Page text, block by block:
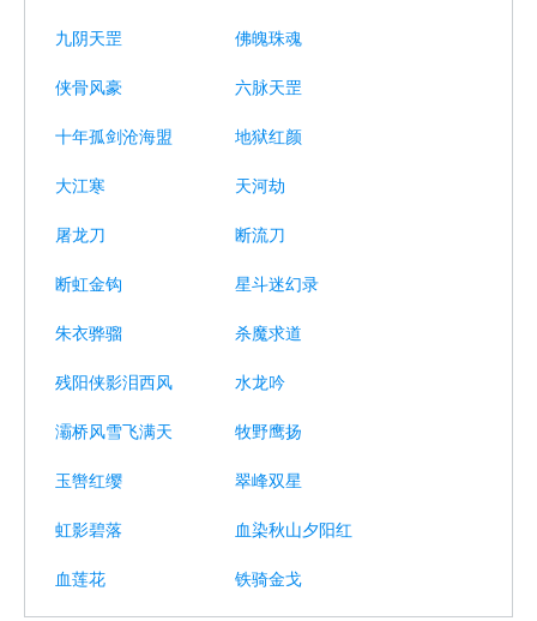
九阴天罡 佛魄珠魂
侠骨风豪 六脉天罡
十年孤剑沧海盟 地狱红颜
大江寒 天河劫
屠龙刀 断流刀
断虹金钩 星斗迷幻录
朱衣骅骝 杀魔求道
残阳侠影泪西风 水龙吟
灞桥风雪飞满天 牧野鹰扬
玉辔红缨 翠峰双星
虹影碧落 血染秋山夕阳红
血莲花 铁骑金戈